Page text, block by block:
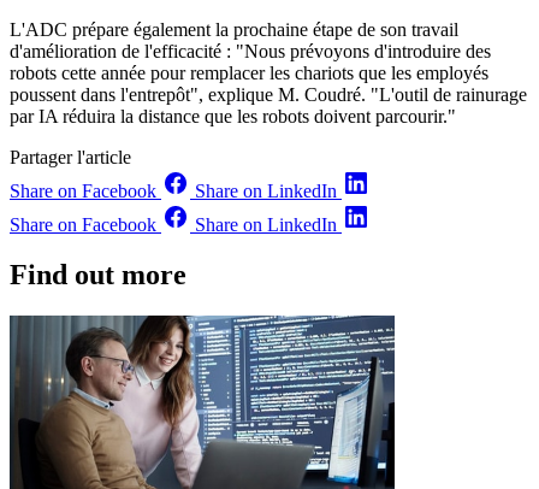
L'ADC prépare également la prochaine étape de son travail
d'amélioration de l'efficacité : "Nous prévoyons d'introduire des
robots cette année pour remplacer les chariots que les employés
poussent dans l'entrepôt", explique M. Coudré. "L'outil de rainurage
par IA réduira la distance que les robots doivent parcourir."
Partager l'article
Share on Facebook
Share on LinkedIn
Share on Facebook
Share on LinkedIn
Find out more